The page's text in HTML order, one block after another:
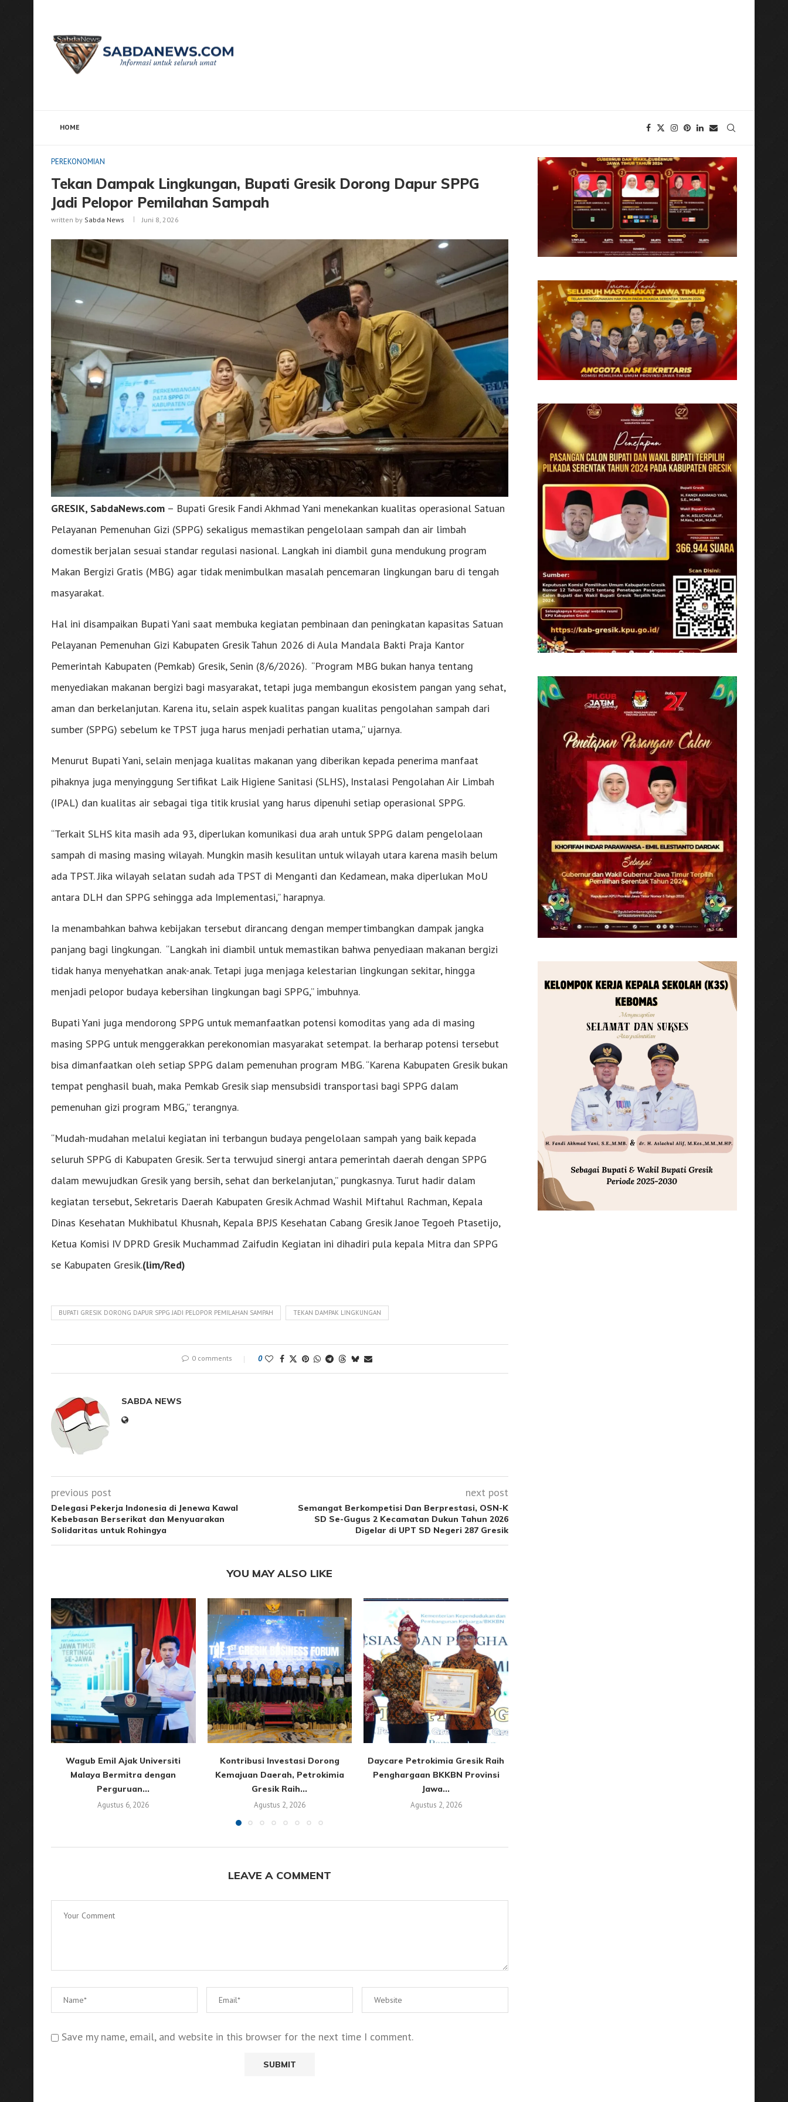
HOME
PEREKONOMIAN
Tekan Dampak Lingkungan, Bupati Gresik Dorong Dapur SPPG
Jadi Pelopor Pemilahan Sampah
written by Sabda News Juni 8, 2026
GRESIK, SabdaNews.com – Bupati Gresik Fandi Akhmad Yani menekankan kualitas operasional Satuan
Pelayanan Pemenuhan Gizi (SPPG) sekaligus memastikan pengelolaan sampah dan air limbah
domestik berjalan sesuai standar regulasi nasional. Langkah ini diambil guna mendukung program
Makan Bergizi Gratis (MBG) agar tidak menimbulkan masalah pencemaran lingkungan baru di tengah
masyarakat.
Hal ini disampaikan Bupati Yani saat membuka kegiatan pembinaan dan peningkatan kapasitas Satuan
Pelayanan Pemenuhan Gizi Kabupaten Gresik Tahun 2026 di Aula Mandala Bakti Praja Kantor
Pemerintah Kabupaten (Pemkab) Gresik, Senin (8/6/2026). “Program MBG bukan hanya tentang
menyediakan makanan bergizi bagi masyarakat, tetapi juga membangun ekosistem pangan yang sehat,
aman dan berkelanjutan. Karena itu, selain aspek kualitas pangan kualitas pengolahan sampah dari
sumber (SPPG) sebelum ke TPST juga harus menjadi perhatian utama,” ujarnya.
Menurut Bupati Yani, selain menjaga kualitas makanan yang diberikan kepada penerima manfaat
pihaknya juga menyinggung Sertifikat Laik Higiene Sanitasi (SLHS), Instalasi Pengolahan Air Limbah
(IPAL) dan kualitas air sebagai tiga titik krusial yang harus dipenuhi setiap operasional SPPG.
“Terkait SLHS kita masih ada 93, diperlukan komunikasi dua arah untuk SPPG dalam pengelolaan
sampah di masing masing wilayah. Mungkin masih kesulitan untuk wilayah utara karena masih belum
ada TPST. Jika wilayah selatan sudah ada TPST di Menganti dan Kedamean, maka diperlukan MoU
antara DLH dan SPPG sehingga ada Implementasi,” harapnya.
Ia menambahkan bahwa kebijakan tersebut dirancang dengan mempertimbangkan dampak jangka
panjang bagi lingkungan. “Langkah ini diambil untuk memastikan bahwa penyediaan makanan bergizi
tidak hanya menyehatkan anak-anak. Tetapi juga menjaga kelestarian lingkungan sekitar, hingga
menjadi pelopor budaya kebersihan lingkungan bagi SPPG,” imbuhnya.
Bupati Yani juga mendorong SPPG untuk memanfaatkan potensi komoditas yang ada di masing
masing SPPG untuk menggerakkan perekonomian masyarakat setempat. Ia berharap potensi tersebut
bisa dimanfaatkan oleh setiap SPPG dalam pemenuhan program MBG. “Karena Kabupaten Gresik bukan
tempat penghasil buah, maka Pemkab Gresik siap mensubsidi transportasi bagi SPPG dalam
pemenuhan gizi program MBG,” terangnya.
“Mudah-mudahan melalui kegiatan ini terbangun budaya pengelolaan sampah yang baik kepada
seluruh SPPG di Kabupaten Gresik. Serta terwujud sinergi antara pemerintah daerah dengan SPPG
dalam mewujudkan Gresik yang bersih, sehat dan berkelanjutan,” pungkasnya. Turut hadir dalam
kegiatan tersebut, Sekretaris Daerah Kabupaten Gresik Achmad Washil Miftahul Rachman, Kepala
Dinas Kesehatan Mukhibatul Khusnah, Kepala BPJS Kesehatan Cabang Gresik Janoe Tegoeh Ptasetijo,
Ketua Komisi IV DPRD Gresik Muchammad Zaifudin Kegiatan ini dihadiri pula kepala Mitra dan SPPG
se Kabupaten Gresik.(lim/Red)
BUPATI GRESIK DORONG DAPUR SPPG JADI PELOPOR PEMILAHAN SAMPAH TEKAN DAMPAK LINGKUNGAN
0 comments 0
SABDA NEWS
previous post
Delegasi Pekerja Indonesia di Jenewa Kawal
Kebebasan Berserikat dan Menyuarakan
Solidaritas untuk Rohingya
next post
Semangat Berkompetisi Dan Berprestasi, OSN-K
SD Se-Gugus 2 Kecamatan Dukun Tahun 2026
Digelar di UPT SD Negeri 287 Gresik
YOU MAY ALSO LIKE
Wagub Emil Ajak Universiti
Malaya Bermitra dengan
Perguruan...
Agustus 6, 2026
Kontribusi Investasi Dorong
Kemajuan Daerah, Petrokimia
Gresik Raih...
Agustus 2, 2026
Daycare Petrokimia Gresik Raih
Penghargaan BKKBN Provinsi
Jawa...
Agustus 2, 2026
LEAVE A COMMENT
Save my name, email, and website in this browser for the next time I comment.